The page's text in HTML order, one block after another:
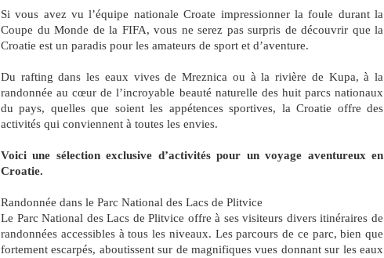
Si vous avez vu l’équipe nationale Croate impressionner la foule durant la
Coupe du Monde de la FIFA, vous ne serez pas surpris de découvrir que la
Croatie est un paradis pour les amateurs de sport et d’aventure.
Du rafting dans les eaux vives de Mreznica ou à la rivière de Kupa, à la
randonnée au cœur de l’incroyable beauté naturelle des huit parcs nationaux
du pays, quelles que soient les appétences sportives, la Croatie offre des
activités qui conviennent à toutes les envies.
Voici une sélection exclusive d’activités pour un voyage aventureux en
Croatie.
Randonnée dans le Parc National des Lacs de Plitvice
Le Parc National des Lacs de Plitvice offre à ses visiteurs divers itinéraires de
randonnées accessibles à tous les niveaux. Les parcours de ce parc, bien que
fortement escarpés, aboutissent sur de magnifiques vues donnant sur les eaux